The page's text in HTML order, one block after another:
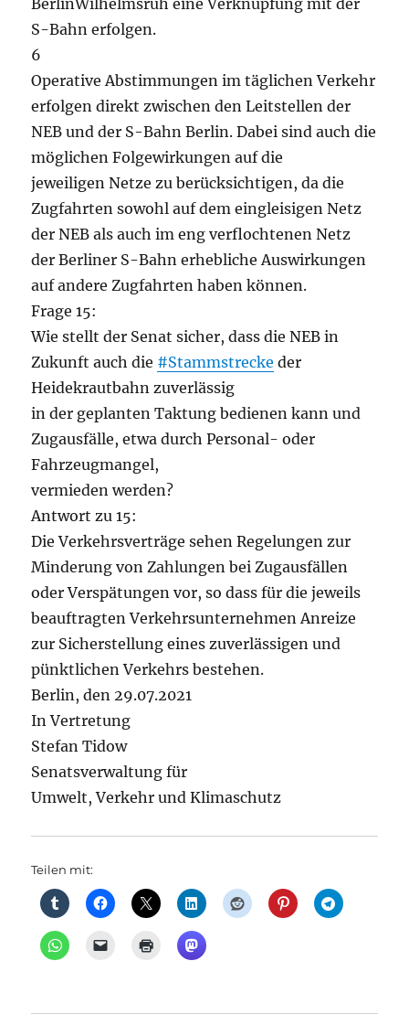
BerlinWilhelmsruh eine Verknüpfung mit der
S-Bahn erfolgen.
6
Operative Abstimmungen im täglichen Verkehr
erfolgen direkt zwischen den Leitstellen der
NEB und der S-Bahn Berlin. Dabei sind auch die
möglichen Folgewirkungen auf die
jeweiligen Netze zu berücksichtigen, da die
Zugfahrten sowohl auf dem eingleisigen Netz
der NEB als auch im eng verflochtenen Netz
der Berliner S-Bahn erhebliche Auswirkungen
auf andere Zugfahrten haben können.
Frage 15:
Wie stellt der Senat sicher, dass die NEB in
Zukunft auch die #Stammstrecke der
Heidekrautbahn zuverlässig
in der geplanten Taktung bedienen kann und
Zugausfälle, etwa durch Personal- oder
Fahrzeugmangel,
vermieden werden?
Antwort zu 15:
Die Verkehrsverträge sehen Regelungen zur
Minderung von Zahlungen bei Zugausfällen
oder Verspätungen vor, so dass für die jeweils
beauftragten Verkehrsunternehmen Anreize
zur Sicherstellung eines zuverlässigen und
pünktlichen Verkehrs bestehen.
Berlin, den 29.07.2021
In Vertretung
Stefan Tidow
Senatsverwaltung für
Umwelt, Verkehr und Klimaschutz
Teilen mit: